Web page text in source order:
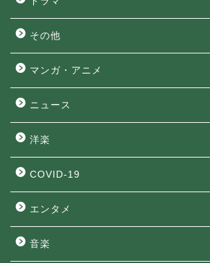
その他
マンガ・アニメ
ニュース
洋楽
COVID-19
エンタメ
音楽